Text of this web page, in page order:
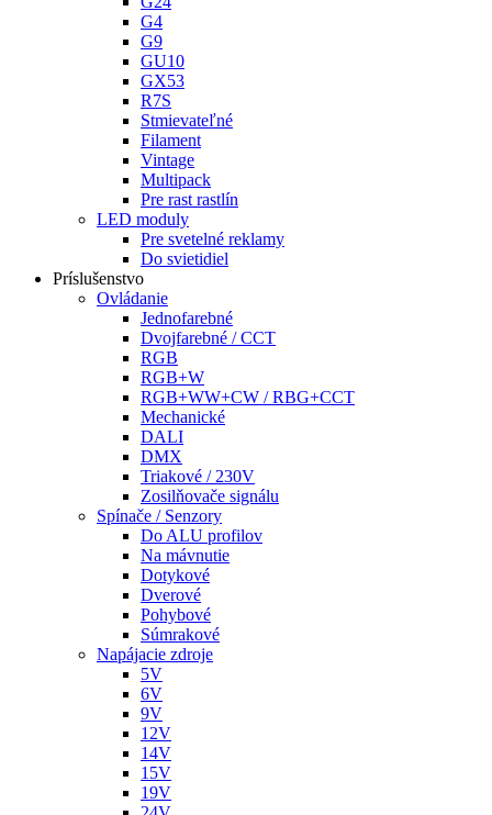
G4
G9
GU10
GX53
R7S
Stmievateľné
Filament
Vintage
Multipack
Pre rast rastlín
LED moduly
Pre svetelné reklamy
Do svietidiel
Príslušenstvo
Ovládanie
Jednofarebné
Dvojfarebné / CCT
RGB
RGB+W
RGB+WW+CW / RBG+CCT
Mechanické
DALI
DMX
Triakové / 230V
Zosilňovače signálu
Spínače / Senzory
Do ALU profilov
Na mávnutie
Dotykové
Dverové
Pohybové
Súmrakové
Napájacie zdroje
5V
6V
9V
12V
14V
15V
19V